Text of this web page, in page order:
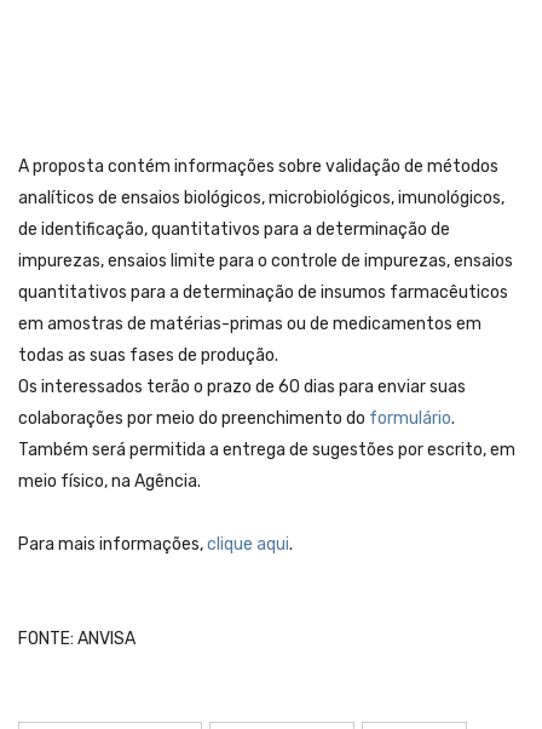
A proposta contém informações sobre validação de métodos
analíticos de ensaios biológicos, microbiológicos, imunológicos,
de identificação, quantitativos para a determinação de
impurezas, ensaios limite para o controle de impurezas, ensaios
quantitativos para a determinação de insumos farmacêuticos
em amostras de matérias-primas ou de medicamentos em
todas as suas fases de produção.
Os interessados terão o prazo de 60 dias para enviar suas
colaborações por meio do preenchimento do formulário.
Também será permitida a entrega de sugestões por escrito, em
meio físico, na Agência.
Para mais informações,clique aqui.
FONTE: ANVISA